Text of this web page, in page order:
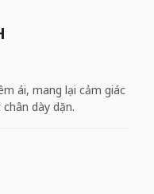
ái, mang lại cảm giác
dày dặn.